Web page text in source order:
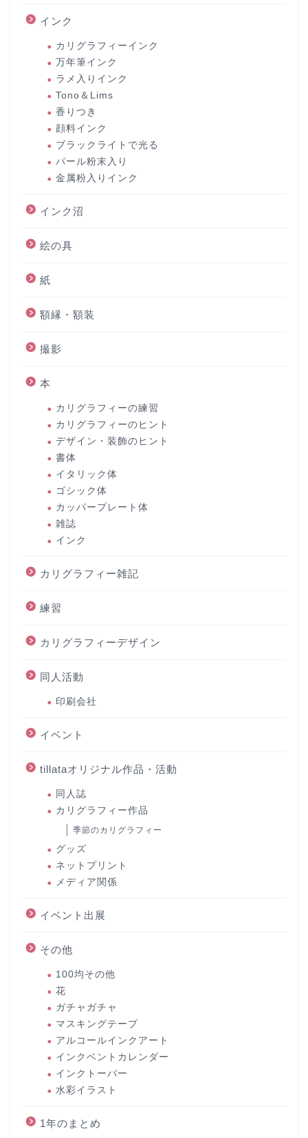
インク
カリグラフィーインク
万年筆インク
ラメ入りインク
Tono＆Lims
香りつき
顔料インク
ブラックライトで光る
パール粉末入り
金属粉入りインク
インク沼
絵の具
紙
額縁・額装
撮影
本
カリグラフィーの練習
カリグラフィーのヒント
デザイン・装飾のヒント
書体
イタリック体
ゴシック体
カッパープレート体
雑誌
インク
カリグラフィー雑記
練習
カリグラフィーデザイン
同人活動
印刷会社
イベント
tillataオリジナル作品・活動
同人誌
カリグラフィー作品
季節のカリグラフィー
グッズ
ネットプリント
メディア関係
イベント出展
その他
100均その他
花
ガチャガチャ
マスキングテープ
アルコールインクアート
インクベントカレンダー
インクトーバー
水彩イラスト
1年のまとめ